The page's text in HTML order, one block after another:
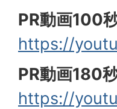
PR動画100
https://
PR動画180
https://